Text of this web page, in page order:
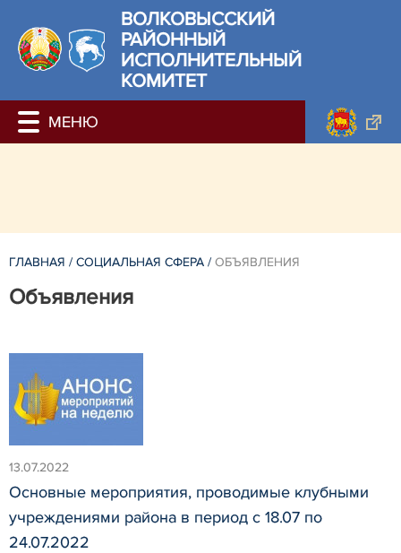
ВОЛКОВЫССКИЙ
РАЙОННЫЙ
ИСПОЛНИТЕЛЬНЫЙ
КОМИТЕТ
ГЛАВНАЯ / СОЦИАЛЬНАЯ СФЕРА / ОБЪЯВЛЕНИЯ
Объявления
13.07.2022
Основные мероприятия, проводимые клубными
учреждениями района в период с 18.07 по
24.07.2022